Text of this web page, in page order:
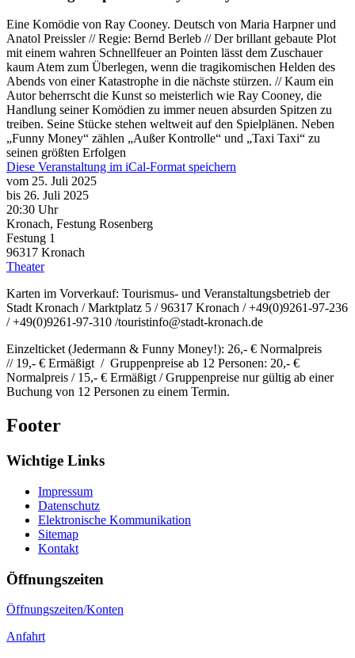
Eine Komödie von Ray Cooney. Deutsch von Maria Harpner und
Anatol Preissler // Regie: Bernd Berleb // Der brillant gebaute Plot
mit einem wahren Schnellfeuer an Pointen lässt dem Zuschauer
kaum Atem zum Überlegen, wenn die tragikomischen Helden des
Abends von einer Katastrophe in die nächste stürzen. // Kaum ein
Autor beherrscht die Kunst so meisterlich wie Ray Cooney, die
Handlung seiner Komödien zu immer neuen absurden Spitzen zu
treiben. Seine Stücke stehen weltweit auf den Spielplänen. Neben
„Funny Money“ zählen „Außer Kontrolle“ und „Taxi Taxi“ zu
seinen größten Erfolgen
Diese Veranstaltung im iCal-Format speichern
vom 25. Juli 2025
bis 26. Juli 2025
20:30 Uhr
Kronach, Festung Rosenberg
Festung 1
96317 Kronach
Theater
Karten im Vorverkauf: Tourismus- und Veranstaltungsbetrieb der
Stadt Kronach / Marktplatz 5 / 96317 Kronach / +49(0)9261-97-236
/ +49(0)9261-97-310 /touristinfo@stadt-kronach.de
Einzelticket (Jedermann & Funny Money!): 26,- € Normalpreis
// 19,- € Ermäßigt / Gruppenpreise ab 12 Personen: 20,- €
Normalpreis / 15,- € Ermäßigt / Gruppenpreise nur gültig ab einer
Buchung von 12 Personen zu einem Termin.
Footer
Wichtige Links
Impressum
Datenschutz
Elektronische Kommunikation
Sitemap
Kontakt
Öffnungszeiten
Öffnungszeiten/Konten
Anfahrt